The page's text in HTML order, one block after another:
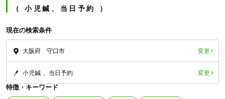
小児鍼、当日予約
現在の検索条件
大阪府 守口市 変更
小児鍼 当日予約 変更
特徴・キーワード
「健康にはりを見た」